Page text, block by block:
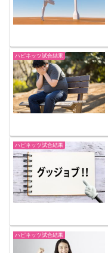
ハピネッツ試合結果
ハピネッツ試合結果
ハピネッツ試合結果